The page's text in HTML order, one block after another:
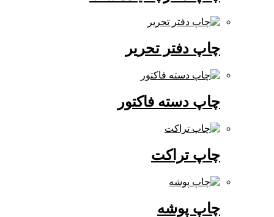
چاپ دفتر تحریر
چاپ دسته فاکتور
چاپ تراکت
چاپ پوشه